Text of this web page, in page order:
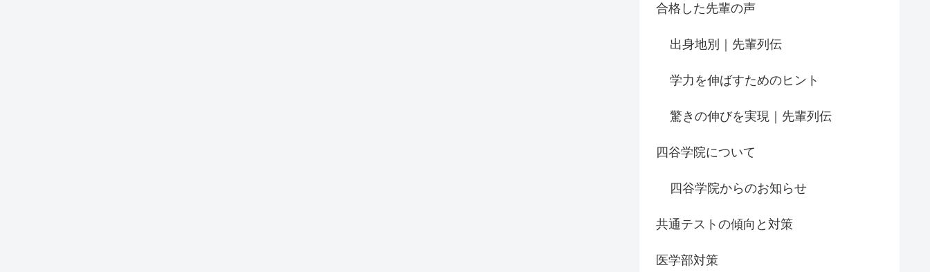
合格した先輩の声
出身地別｜先輩列伝
学力を伸ばすためのヒント
驚きの伸びを実現｜先輩列伝
四谷学院について
四谷学院からのお知らせ
共通テストの傾向と対策
医学部対策